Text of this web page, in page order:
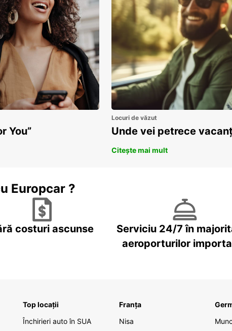
You”
Locuri de văzut
Unde vei petrece
Citește mai mult
Europcar ?
costuri ascunse
Serviciu 24/7 în
aeroporturilor
Top locații
Închirieri auto în SUA
Franța
Nisa